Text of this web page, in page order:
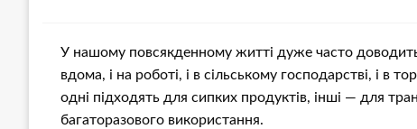
У нашому повсякденному житті дуже часто
вдома, і на роботі, і в сільському господарстві, і в
одні підходять для сипких продуктів, інші — для
багаторазового використання.